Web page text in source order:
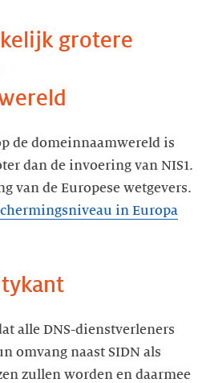
grotere
de domeinnaamwereld is
dan de invoering van NIS1.
van de Europese wetgevers.
in Europa
alle DNS-dienstverleners
omvang naast SIDN als
zullen worden en daarmee